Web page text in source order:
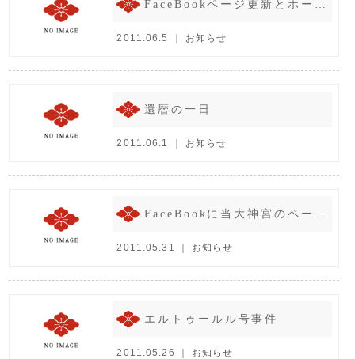
2011.06.5 ｜ お知らせ
還暦の一日
2011.06.1 ｜ お知らせ
FaceBookに当大神宮のページアップ。
2011.05.31 ｜ お知らせ
エルトゥールル号事件
2011.05.26 ｜ お知らせ